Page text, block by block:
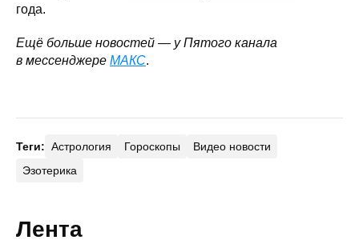
года.
Ещё больше новостей — у Пятого канала
в мессенджере МАКС.
Теги: Астрология Гороскопы
Видео новости
Эзотерика
Лента